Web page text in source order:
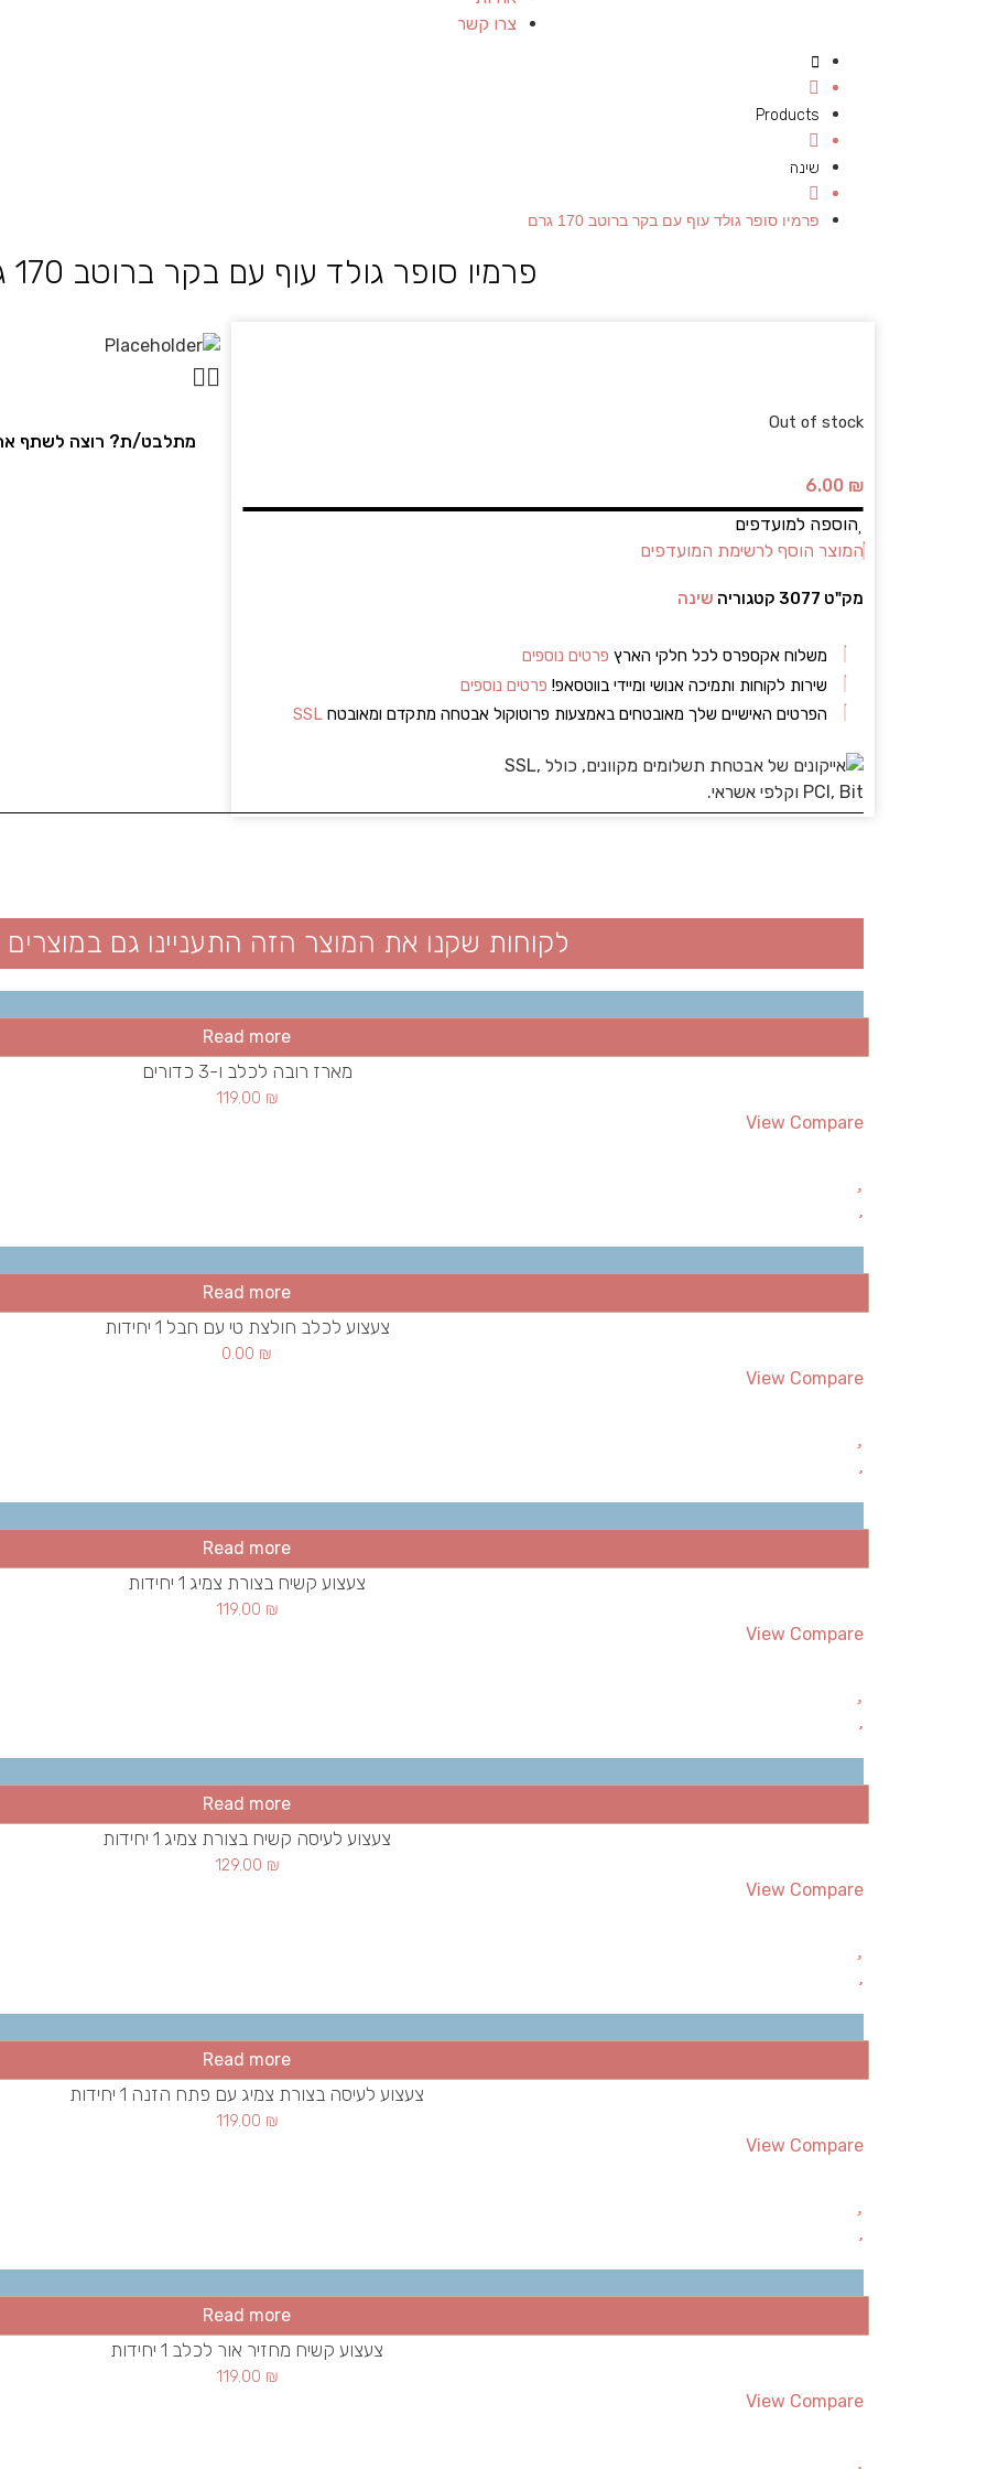
צרו קשר
Products
שינה
פרמיו סופר גולד עוף עם בקר ברוטב 170 גרם
פרמיו סופר גולד עוף עם בקר ברוטב 170 גרם
Out of stock
6.00 ₪
הוספה למועדפים
המוצר הוסף לרשימת המועדפים
מק"ט 3077 קטגוריה שינה
משלוח אקספרס לכל חלקי הארץ פרטים נוספים
שירות לקוחות ותמיכה אנושי ומיידי בווטסאפ! פרטים נוספים
הפרטים האישיים שלך מאובטחים באמצעות פרוטוקול אבטחה מתקדם ומאובטח SSL
מתלבט/ת? רוצה לשתף
לקוחות שקנו את המוצר הזה התעניינו גם
Read more
מארז רובה לכלב ו-3 כדורים
119.00 ₪
View Compare
Read more
צעצוע לכלב חולצת טי עם חבל 1 יחידות
0.00 ₪
View Compare
Read more
צעצוע קשיח בצורת צמיג 1 יחידות
119.00 ₪
View Compare
Read more
צעצוע לעיסה קשיח בצורת צמיג 1 יחידות
129.00 ₪
View Compare
Read more
צעצוע לעיסה בצורת צמיג עם פתח הזנה 1 יחידות
119.00 ₪
View Compare
Read more
צעצוע קשיח מחזיר אור לכלב 1 יחידות
119.00 ₪
View Compare